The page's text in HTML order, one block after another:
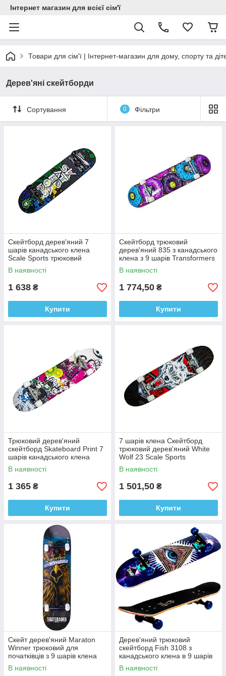
Інтернет магазин для всієї сім'ї
Товари для сім'ї | Інтернет-магазин для дому, спорту та
Дерев'яні скейтборди
Сортування 0 Фільтри
Скейтборд дерев'яний 7
шарів канадського клена
Scale Sports трюковий
Skateboard до 90 кг
В наявності
1 638 ₴
Купити
Скейтборд трюковий
дерев'яний 835 з канадського
клена з 9 шарів Transformers
В наявності
1 774,50 ₴
Купити
Трюковий дерев'яний
скейтборд Skateboard Print 7
шарів канадського клена
78*20 см
В наявності
1 365 ₴
Купити
7 шарів клена Скейтборд
трюковий дерев'яний White
Wolf 23 Scale Sports
В наявності
1 501,50 ₴
Купити
Скейт дерев'яний Maraton
Winner трюковий для
початківців з 9 шарів клена
Eagle
В наявності
Дерев'яний трюковий
скейтборд Fish 3108 з
канадського клена в 9 шарів
eye
В наявності